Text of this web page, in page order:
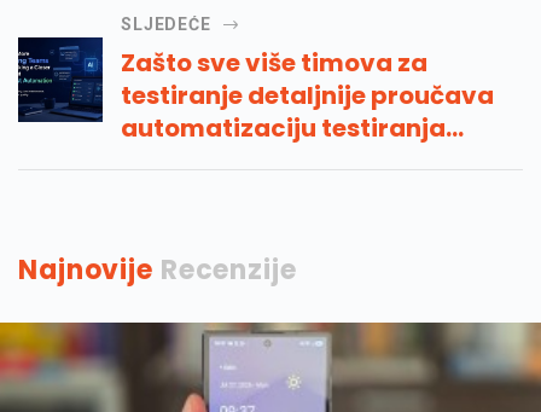
SLJEDEĆE
Zašto sve više timova za
testiranje detaljnije proučava
automatizaciju testiranja
umjetne inteligencije
Najnovije Recenzije